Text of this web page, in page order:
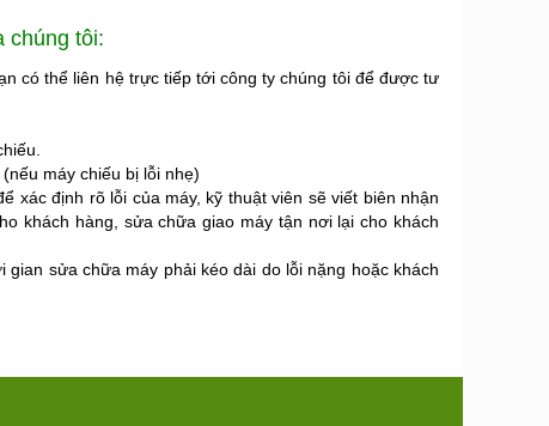
chúng tôi:
có thể liên hệ trực tiếp tới công ty chúng tôi để được tư
máy chiếu bị lỗi nhẹ)
xác định rõ lỗi của máy, kỹ thuật viên sẽ viết biên nhận
khách hàng, sửa chữa giao máy tận nơi lại cho khách
sửa chữa máy phải kéo dài do lỗi nặng hoặc khách